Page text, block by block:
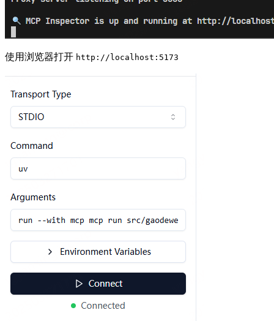
使用浏览器打开 http://localhost:5173